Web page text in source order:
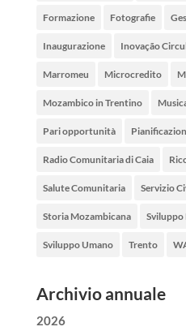
Formazione Fotografie
Inaugurazione Inovação
Marromeu Microcredito
Mozambico in Trentino
Pari opportunità
Radio Comunitaria di Caia
Salute Comunitaria Servizio
Storia Mozambicana Sviluppo
Sviluppo Umano Trento
Archivio annuale
2026